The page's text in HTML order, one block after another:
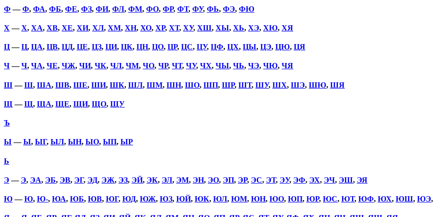
Ф —Ф, ФА, ФБ, ФЕ, ФЗ, ФИ, ФЛ, ФМ, ФО, ФР, ФТ, ФУ, ФЬ, ФЭ, ФЮ
Х —Х, ХА, ХВ, ХЕ, ХИ, ХЛ, ХМ, ХН, ХО, ХР, ХТ, ХУ, ХШ, ХЫ, ХЬ, ХЭ, ХЮ, ХЯ
Ц—Ц, ЦА, ЦВ, ЦД, ЦЕ, ЦЗ, ЦИ, ЦК, ЦН, ЦО, ЦР, ЦС, ЦУ, ЦФ, ЦХ, ЦЫ, ЦЭ, ЦЮ, ЦЯ
Ч—Ч, ЧА, ЧЕ, ЧЖ, ЧИ, ЧК, ЧЛ, ЧМ, ЧО, ЧР, ЧТ, ЧУ, ЧХ, ЧЫ, ЧЬ, ЧЭ, ЧЮ, ЧЯ
Ш—Ш, ША, ШВ, ШЕ, ШИ, ШК, ШЛ, ШМ, ШН, ШО, ШП, ШР, ШТ, ШУ, ШХ, ШЭ, ШЮ, ШЯ
Щ —Щ, ЩА, ЩЕ, ЩИ, ЩО, ЩУ
Ъ
Ы—Ы, ЫГ, ЫЛ, ЫН, ЫО, ЫП, ЫР
Ь
Э— Э, ЭА, ЭБ, ЭВ, ЭГ, ЭД, ЭЖ, ЭЗ, ЭЙ, ЭК, ЭЛ, ЭМ, ЭН, ЭО, ЭП, ЭР, ЭС, ЭТ, ЭУ, ЭФ, ЭХ, ЭЧ, ЭШ, ЭЯ
Ю—Ю, Ю-, ЮА, ЮБ, ЮВ, ЮГ, ЮД, ЮЖ, ЮЗ, ЮЙ, ЮК, ЮЛ, ЮМ, ЮН, ЮО, ЮП, ЮР, ЮС, ЮТ, ЮФ, ЮХ, ЮШ, ЮЭ,